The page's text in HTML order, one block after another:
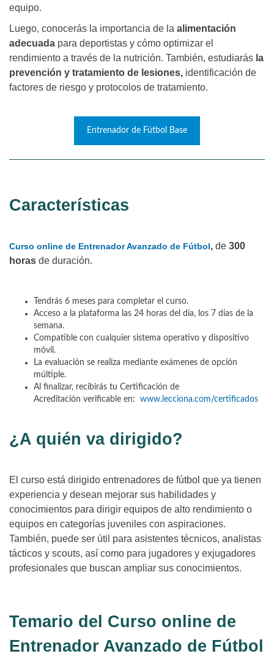
equipo.
Luego, conocerás la importancia de la alimentación
adecuada para deportistas y cómo optimizar el
rendimiento a través de la nutrición. También, estudiarás la
prevención y tratamiento de lesiones, identificación de
factores de riesgo y protocolos de tratamiento.
Entrenador de Fútbol Base
Características
Curso online de Entrenador Avanzado de Fútbol, de 300
horas de duración.
Tendrás 6 meses para completar el curso.
Acceso a la plataforma las 24 horas del día, los 7 días de la
semana.
Compatible con cualquier sistema operativo y dispositivo
móvil.
La evaluación se realiza mediante exámenes de opción
múltiple.
Al finalizar, recibirás tu Certificación de
Acreditación verificable en: www.lecciona.com/certificados
¿A quién va dirigido?
El curso está dirigido entrenadores de fútbol que ya tienen
experiencia y desean mejorar sus habilidades y
conocimientos para dirigir equipos de alto rendimiento o
equipos en categorías juveniles con aspiraciones.
También, puede ser útil para asistentes técnicos, analistas
tácticos y scouts, así como para jugadores y exjugadores
profesionales que buscan ampliar sus conocimientos.
Temario del Curso online de
Entrenador Avanzado de Fútbol